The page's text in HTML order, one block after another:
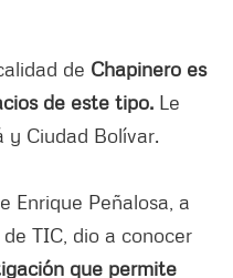
de Chapinero es
de este tipo. Le
y Ciudad Bolívar.
Enrique Peñalosa, a
TIC, dio a conocer
que permite